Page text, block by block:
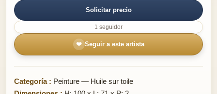
Solicitar precio
1 seguidor
❤ Seguir a este artista
Categoría : Peinture — Huile sur toile